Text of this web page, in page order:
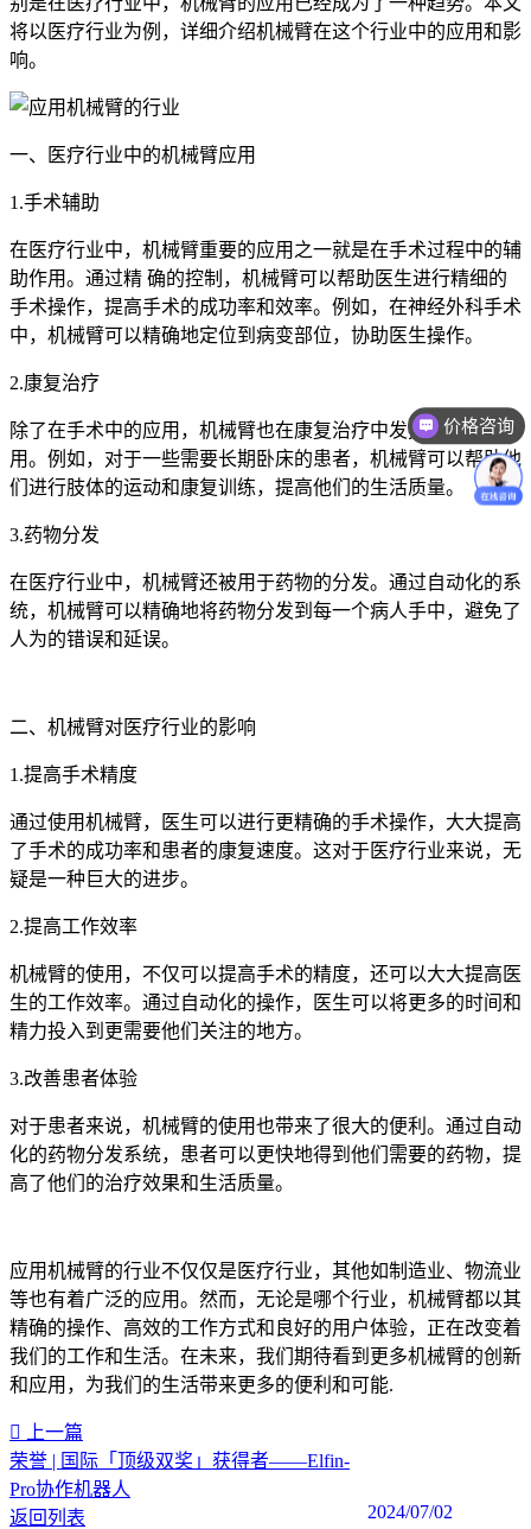
将以医疗行业为例，详细介绍机械臂在这个行业中的应用和影
响。
一、医疗行业中的机械臂应用
1.手术辅助
在医疗行业中，机械臂重要的应用之一就是在手术过程中的辅
助作用。通过精 确的控制，机械臂可以帮助医生进行精细的
手术操作，提高手术的成功率和效率。例如，在神经外科手术
中，机械臂可以精确地定位到病变部位，协助医生操作。
2.康复治疗
除了在手术中的应用，机械臂也在康复治疗中发挥着重要的作
用。例如，对于一些需要长期卧床的患者，机械臂可以帮助他
们进行肢体的运动和康复训练，提高他们的生活质量。
3.药物分发
在医疗行业中，机械臂还被用于药物的分发。通过自动化的系
统，机械臂可以精确地将药物分发到每一个病人手中，避免了
人为的错误和延误。
二、机械臂对医疗行业的影响
1.提高手术精度
通过使用机械臂，医生可以进行更精确的手术操作，大大提高
了手术的成功率和患者的康复速度。这对于医疗行业来说，无
疑是一种巨大的进步。
2.提高工作效率
机械臂的使用，不仅可以提高手术的精度，还可以大大提高医
生的工作效率。通过自动化的操作，医生可以将更多的时间和
精力投入到更需要他们关注的地方。
3.改善患者体验
对于患者来说，机械臂的使用也带来了很大的便利。通过自动
化的药物分发系统，患者可以更快地得到他们需要的药物，提
高了他们的治疗效果和生活质量。
应用机械臂的行业不仅仅是医疗行业，其他如制造业、物流业
等也有着广泛的应用。然而，无论是哪个行业，机械臂都以其
精确的操作、高效的工作方式和良好的用户体验，正在改变着
我们的工作和生活。在未来，我们期待看到更多机械臂的创新
和应用，为我们的生活带来更多的便利和可能.‍
上一篇
荣誉 | 国际「顶级双奖」获得者——Elfin-
Pro协作机器人
2024/07/02
返回列表
价格咨询